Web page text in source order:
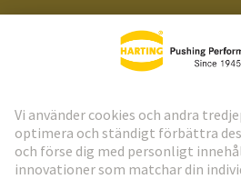
HARTING:s nyhetsbrev
Gå till registrering